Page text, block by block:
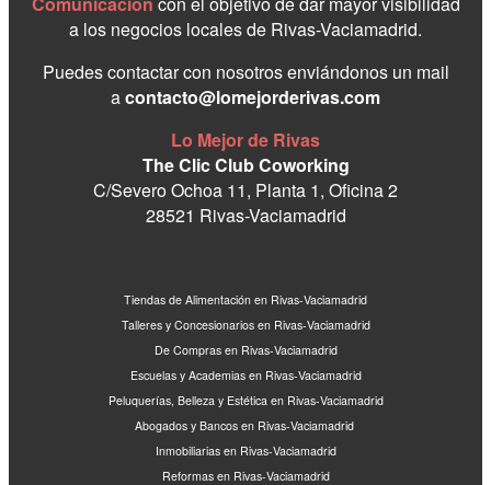
a los negocios locales de Rivas-Vaciamadrid.
Puedes contactar con nosotros enviándonos un mail
acontacto@lomejorderivas.com
Lo Mejor de Rivas
The Clic Club Coworking
C/Severo Ochoa 11, Planta 1, Oficina 2
28521 Rivas-Vaciamadrid
Tiendas de Alimentación en Rivas-Vaciamadrid
Talleres y Concesionarios en Rivas-Vaciamadrid
De Compras en Rivas-Vaciamadrid
Escuelas y Academias en Rivas-Vaciamadrid
Peluquerías, Belleza y Estética en Rivas-Vaciamadrid
Abogados y Bancos en Rivas-Vaciamadrid
Inmobiliarias en Rivas-Vaciamadrid
Reformas en Rivas-Vaciamadrid